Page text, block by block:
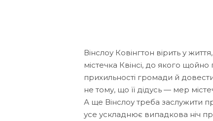
Вінслоу Ковінгтон вірить у
містечка Квінсі, до якого
прихильності громади й
не тому, що її дідусь — мер
А ще Вінслоу треба заслужити
усе ускладнює випадкова ніч